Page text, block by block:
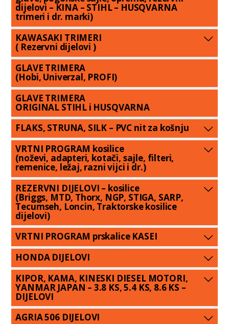
dijelovi – KINA – STIHL – HUSQVARNA
trimeri i dr. marki)
KAWASAKI TRIMERI
( Rezervni dijelovi )
GLAVE TRIMERA
(Hobi, Univerzal, PROFI)
GLAVE TRIMERA
ORIGINAL STIHL i HUSQVARNA
FLAKS, STRUNA, SILK – PVC nit za košnju
VRTNI PROGRAM kosilice
(noževi, adapteri, kotači, sajle, filteri,
remenice, ležaj, razni vijci i dr.)
REZERVNI DIJELOVI – kosilice
(Briggs, MTD, Thorx, NGP, STIGA, SARP,
Tecumseh, Loncin, Traktorske kosilice
dijelovi)
VRTNI PROGRAM prskalice KASEI
HONDA DIJELOVI
KIPOR, KAMA, KINESKI DIESEL MOTORI,
YANMAR JAPAN – 3.8 KS, 5.4 KS, 8.6 KS –
DIJELOVI
AGRIA 506 DIJELOVI